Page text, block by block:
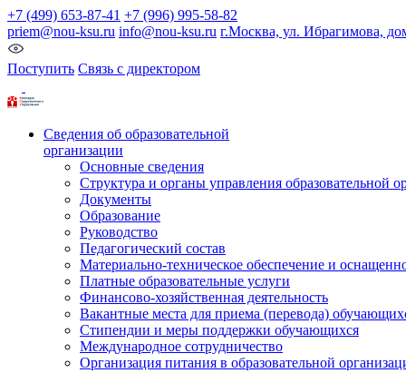
+7 (499) 653-87-41 +7 (996) 995-58-82
priem@nou-ksu.ru info@nou-ksu.ru г.Москва, ул. Ибрагимова,
Поступить Связь с директором
Сведения об образовательной
организации
Основные сведения
Структура и органы управления образовательной
Документы
Образование
Руководство
Педагогический состав
Материально-техническое обеспечение и
Платные образовательные услуги
Финансово-хозяйственная деятельность
Вакантные места для приема (перевода)
Стипендии и меры поддержки обучающихся
Международное сотрудничество
Организация питания в образовательной